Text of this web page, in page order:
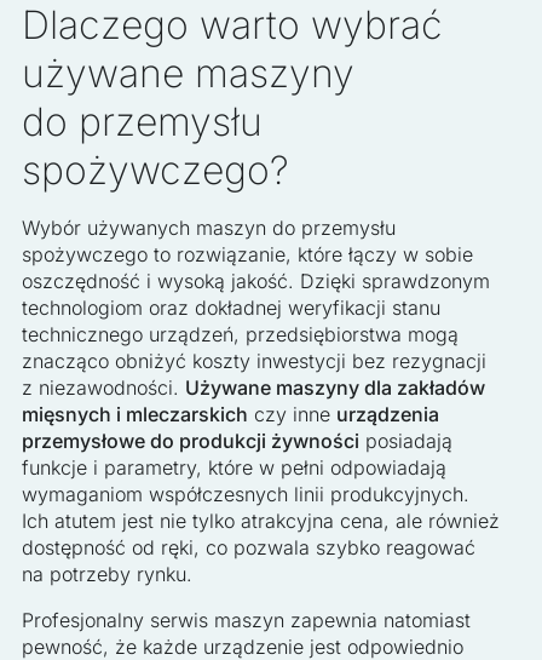
Dlaczego warto wybrać
używane maszyny
do przemysłu
spożywczego?
Wybór używanych maszyn do przemysłu
spożywczego to rozwiązanie, które łączy w sobie
oszczędność i wysoką jakość. Dzięki sprawdzonym
technologiom oraz dokładnej weryfikacji stanu
technicznego urządzeń, przedsiębiorstwa mogą
znacząco obniżyć koszty inwestycji bez rezygnacji
z niezawodności. Używane maszyny dla zakładów
mięsnych i mleczarskich czy inne urządzenia
przemysłowe do produkcji żywności posiadają
funkcje i parametry, które w pełni odpowiadają
wymaganiom współczesnych linii produkcyjnych.
Ich atutem jest nie tylko atrakcyjna cena, ale również
dostępność od ręki, co pozwala szybko reagować
na potrzeby rynku.
Profesjonalny serwis maszyn zapewnia natomiast
pewność, że każde urządzenie jest odpowiednio